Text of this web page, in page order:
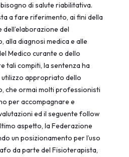
di salute riabilitativa.
a fare riferimento, ai fini della
del
alla diagnosi medica e alle
Medico curante o dello
tali compiti, la sentenza ha
appropriato dello
che ormai molti professionisti
per accompagnare e
ed il seguente follow
aspetto, la Federazione
un posizionamento per l’uso
da parte del Fisioterapista,